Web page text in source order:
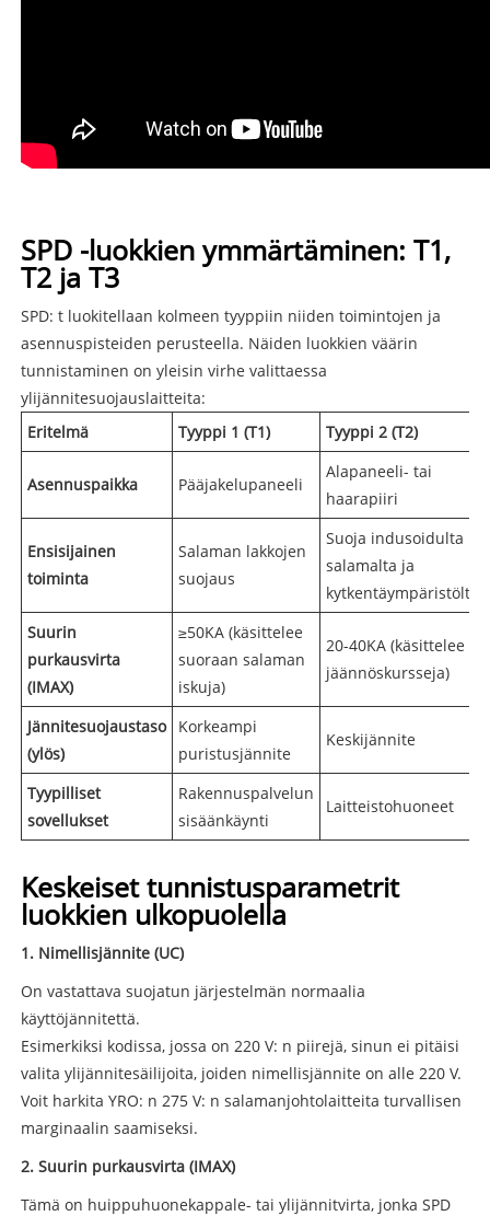
SPD -luokkien ymmärtäminen: T1,
T2 ja T3
SPD: t luokitellaan kolmeen tyyppiin niiden toimintojen ja
asennuspisteiden perusteella. Näiden luokkien väärin
tunnistaminen on yleisin virhe valittaessa
ylijännitesuojauslaitteita:
Eritelmä
Tyyppi 1 (T1) Tyyppi 2 (T2)
Asennuspaikka Pääjakelupaneeli
Alapaneeli- tai
haarapiiri
Ensisijainen
toiminta
Salaman lakkojen
suojaus
Suoja indusoidulta
salamalta ja
kytkentäympäristöltä
Suurin
purkausvirta
(IMAX)
≥50KA (käsittelee
suoraan salaman
iskuja)
20-40KA (käsittelee
jäännöskursseja)
Jännitesuojaustaso
(ylös)
Korkeampi
puristusjännite
Keskijännite
Tyypilliset
sovellukset
Rakennuspalvelun
sisäänkäynti
Laitteistohuoneet
Keskeiset tunnistusparametrit
luokkien ulkopuolella
1. Nimellisjännite (UC)
On vastattava suojatun järjestelmän normaalia
käyttöjännitettä.
Esimerkiksi kodissa, jossa on 220 V: n piirejä, sinun ei pitäisi
valita ylijännitesäilijoita, joiden nimellisjännite on alle 220 V.
Voit harkita YRO: n 275 V: n salamanjohtolaitteita turvallisen
marginaalin saamiseksi.
2. Suurin purkausvirta (IMAX)
Tämä on huippuhuonekappale- tai ylijännitvirta, jonka SPD